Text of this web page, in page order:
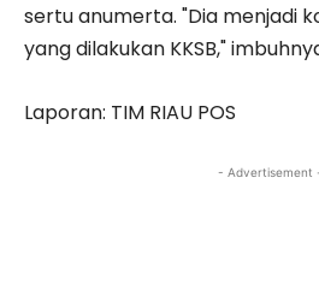
sertu anumerta. "Dia menjadi
yang dilakukan KKSB,"
Laporan: TIM RIAU POS
- Advertisement